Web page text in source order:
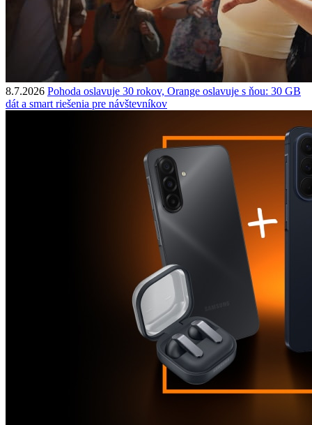
8.7.2026 Pohoda oslavuje 30 rokov, Orange oslavuje s ňou: 30 GB
dát a smart riešenia pre návštevníkov